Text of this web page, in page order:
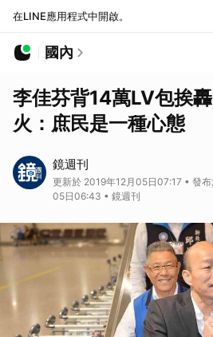
在LINE應用程式中開啟。
國內
李佳芬背14萬LV包挨
火：庶民是一種心態
鏡週刊
更新於 2019年12月05日07:17 • 發
05日06:43 • 鏡週刊